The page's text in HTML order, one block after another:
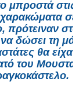
μπροστά
σε
δώσει τη
θα
του